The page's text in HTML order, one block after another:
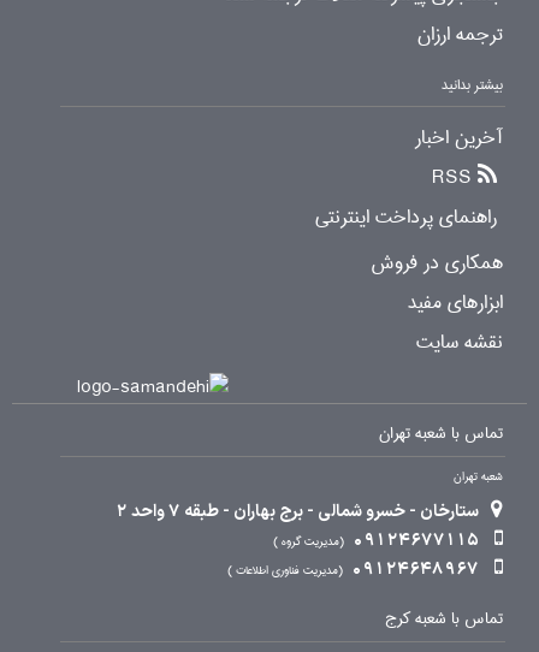
ترجمه ارزان
بیشتر بدانید
آخرین اخبار
RSS
راهنمای پرداخت اینترنتی
همکاری در فروش
ابزارهای مفید
نقشه سایت
تماس با شعبه تهران
شعبه تهران
ستارخان - خسرو شمالی - برج بهاران - طبقه 7 واحد 2
09124677115
مدیریت گروه
09124648967 مدیریت فناوری اطلاعات
تماس با شعبه کرج